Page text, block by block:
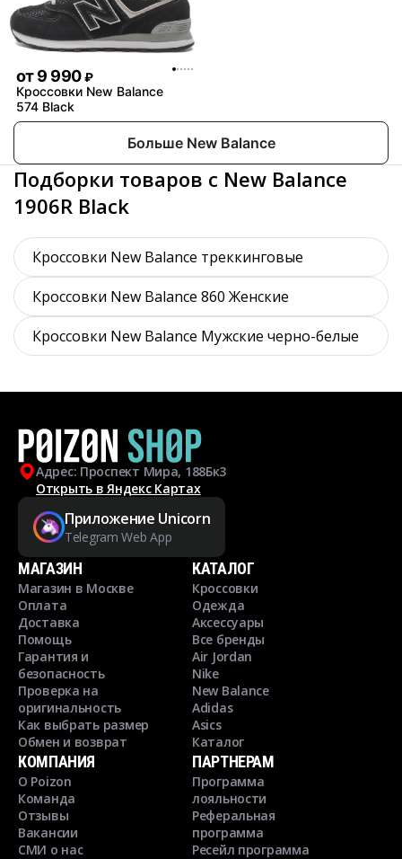
от9 990 ₽
Кроссовки New Balance
574 Black
Больше New Balance
Подборки товаров с New Balance
1906R Black
Кроссовки New Balance треккинговые
Кроссовки New Balance 860 Женские
Кроссовки New Balance Мужские черно-белые
Адрес: Проспект Мира, 188Бк3
Открыть в Яндекс Картах
Приложение Unicorn
Telegram Web App
МАГАЗИН
Магазин в Москве
Оплата
Доставка
Помощь
Гарантия и
безопасность
Проверка на
оригинальность
Как выбрать размер
Обмен и возврат
КАТАЛОГ
Кроссовки
Одежда
Аксессуары
Все бренды
Air Jordan
Nike
New Balance
Adidas
Asics
Каталог
КОМПАНИЯ
О Poizon
Команда
Отзывы
Вакансии
СМИ о нас
ПАРТНЕРАМ
Программа
лояльности
Реферальная
программа
Ресейл программа